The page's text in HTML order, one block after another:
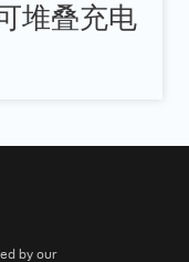
堆叠充电
by our